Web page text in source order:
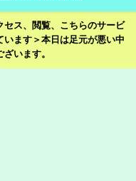
セス、閲覧、こちらのサービ
います＞本日は足元が悪い中
います。